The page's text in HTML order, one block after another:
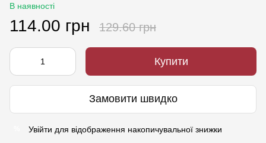
В наявності
114.00 грн 129.60 грн
Купити
Замовити швидко
Увійти для відображення накопичувальної знижки